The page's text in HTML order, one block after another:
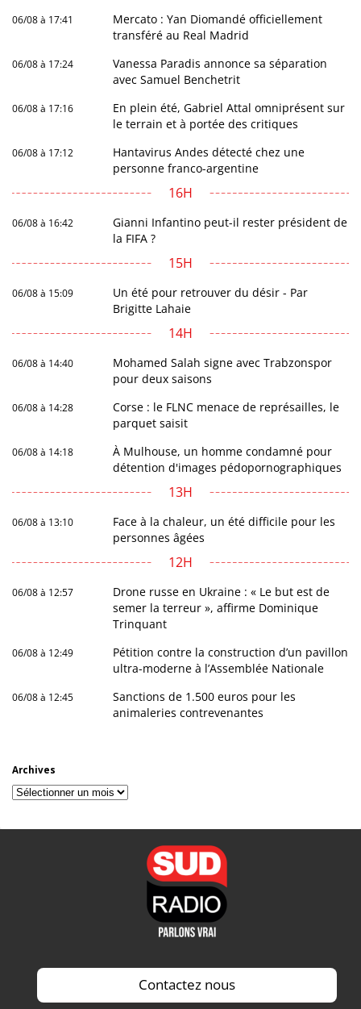
06/08 à 17:41
Mercato : Yan Diomandé officiellement
transféré au Real Madrid
06/08 à 17:24
Vanessa Paradis annonce sa séparation
avec Samuel Benchetrit
06/08 à 17:16
En plein été, Gabriel Attal omniprésent sur
le terrain et à portée des critiques
06/08 à 17:12
Hantavirus Andes détecté chez une
personne franco-argentine
16H
06/08 à 16:42
Gianni Infantino peut-il rester président de
la FIFA ?
15H
06/08 à 15:09
Un été pour retrouver du désir - Par
Brigitte Lahaie
14H
06/08 à 14:40
Mohamed Salah signe avec Trabzonspor
pour deux saisons
06/08 à 14:28
Corse : le FLNC menace de représailles, le
parquet saisit
06/08 à 14:18
À Mulhouse, un homme condamné pour
détention d'images pédopornographiques
13H
06/08 à 13:10
Face à la chaleur, un été difficile pour les
personnes âgées
12H
06/08 à 12:57
Drone russe en Ukraine : « Le but est de
semer la terreur », affirme Dominique
Trinquant
06/08 à 12:49
Pétition contre la construction d’un pavillon
ultra-moderne à l’Assemblée Nationale
06/08 à 12:45
Sanctions de 1.500 euros pour les
animaleries contrevenantes
Archives
Archives
Contactez nous